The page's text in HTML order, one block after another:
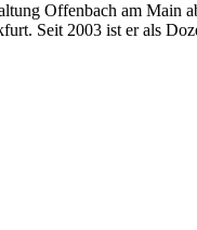
Offenbach am Main
Seit 2003 ist er als